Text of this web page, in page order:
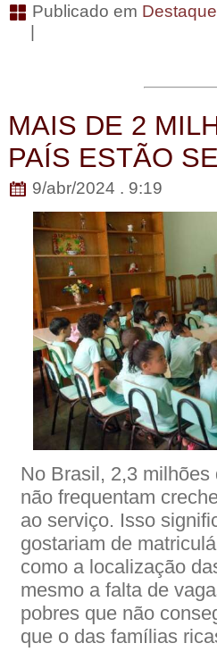
Publicado em
|
MAIS DE 2
PAÍS ESTÃO
9/abr/2024 . 9:19
No Brasil, 2,3
não frequentam
ao serviço. Isso
gostariam de
como a localização
mesmo a falta de
pobres que não
que o das famílias